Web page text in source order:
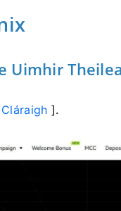
Uimhir
Cláraigh ].